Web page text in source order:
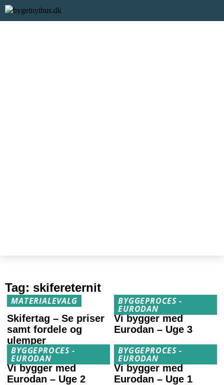
Tag: skifereternit
MATERIALEVALG
Skifertag – Se priser
samt fordele og
ulemper
BYGGEPROCES -
EURODAN
Vi bygger med
Eurodan – Uge 3
BYGGEPROCES -
EURODAN
Vi bygger med
Eurodan – Uge 2
BYGGEPROCES -
EURODAN
Vi bygger med
Eurodan – Uge 1